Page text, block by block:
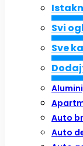
Svi
Sve
Auto
Auto